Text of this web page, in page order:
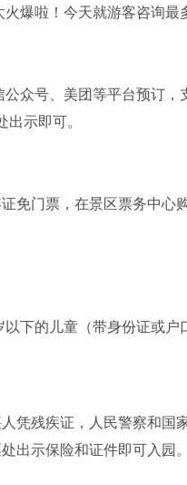
爆啦！今天就游客咨询最
众号、美团等平台预订，
示即可。
门票，在景区票务中心
下的儿童（带身份证或户
残疾证，人民警察和国
出示保险和证件即可入园。